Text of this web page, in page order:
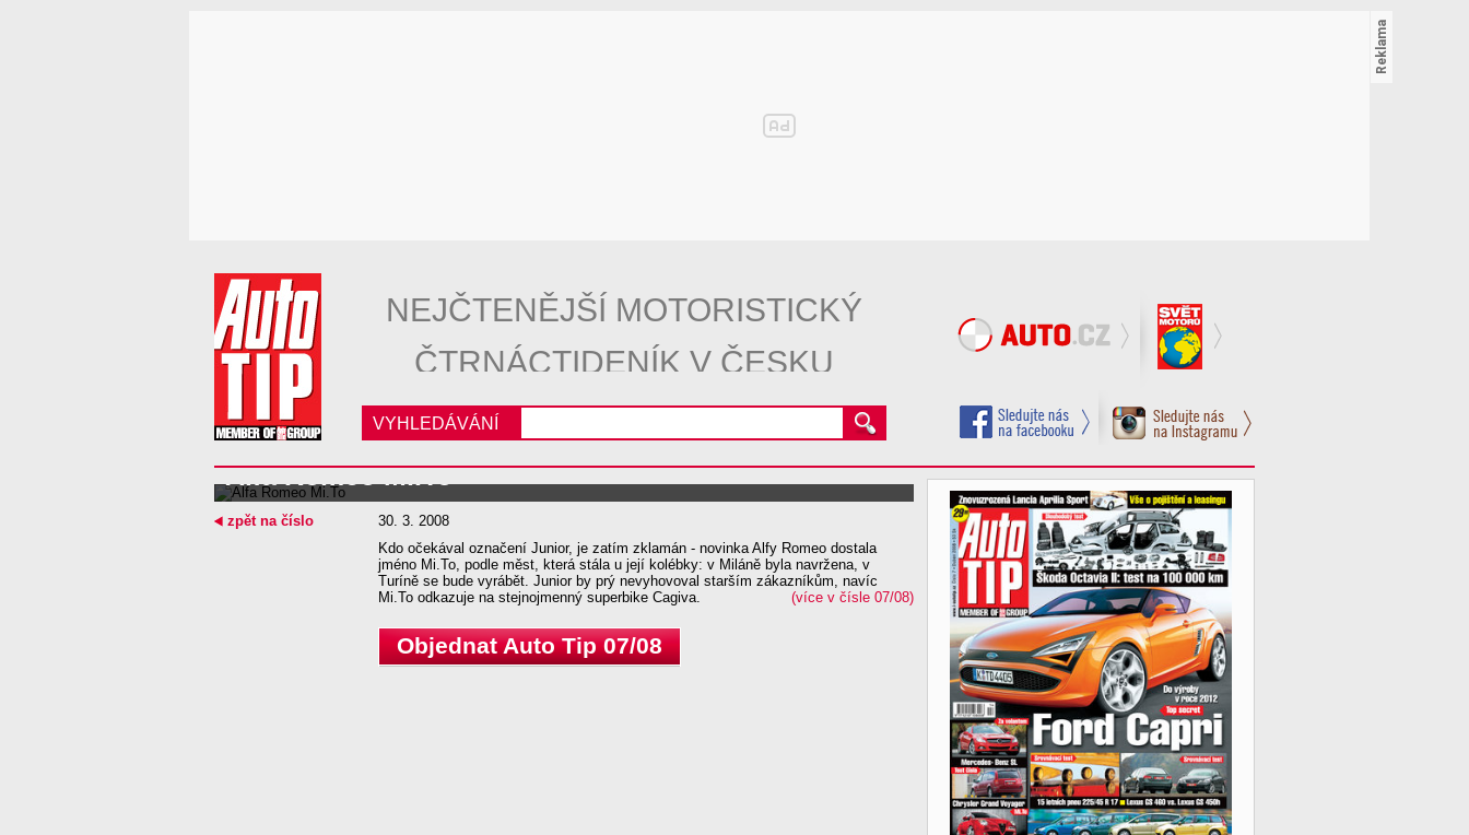
NEJČTENĚJŠÍ MOTORISTICKÝ
ČTRNÁCTIDENÍK V ČESKU
VYHLEDÁVÁNÍ
Alfa Romeo Mi.To
30. 3. 2008
Kdo očekával označení Junior, je zatím zklamán - novinka Alfy Romeo dostala
jméno Mi.To, podle měst, která stála u její kolébky: v Miláně byla navržena, v
Turíně se bude vyrábět. Junior by prý nevyhovoval starším zákazníkům, navíc
Mi.To odkazuje na stejnojmenný superbike Cagiva.
(více v čísle 07/08)
Objednat Auto Tip 07/08
zpět na číslo